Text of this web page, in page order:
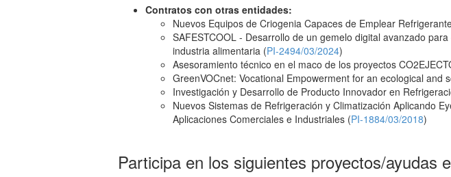
Contratos con otras entidades:
Nuevos Equipos de Criogenia Capaces de Emplear
SAFESTCOOL - Desarrollo de un gemelo digital avanzado
industria alimentaria (PI-2494/03/2024)
Asesoramiento técnico en el maco de los proyectos
GreenVOCnet: Vocational Empowerment for an ecological and
Investigación y Desarrollo de Producto Innovador en
Nuevos Sistemas de Refrigeración y Climatización Aplicando
Aplicaciones Comerciales e Industriales (PI-1884/03/2018)
Participa en los siguientes proyectos/ayudas